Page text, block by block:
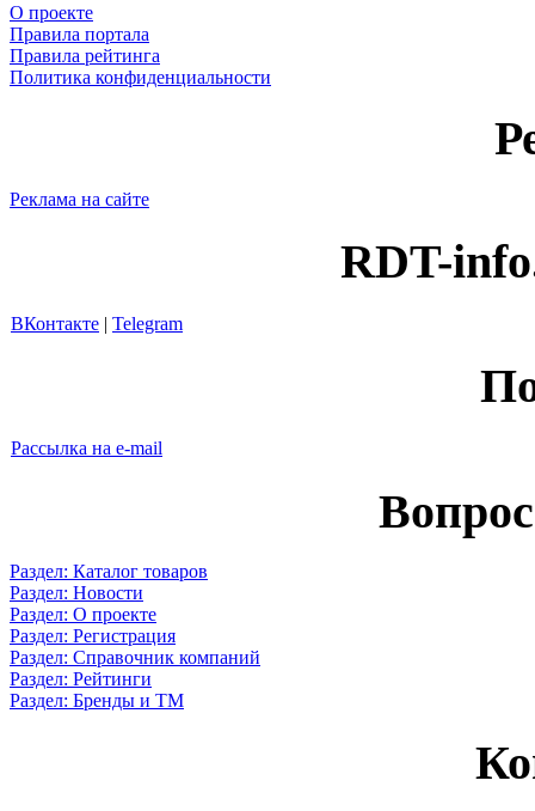
О проекте
Правила портала
Правила рейтинга
Политика конфиденциальности
Реклама на сайте
RDT-
ВКонтакте | Telegram
Рассылка на e-mail
Раздел: Каталог товаров
Раздел: Новости
Раздел: О проекте
Раздел: Регистрация
Раздел: Справочник компаний
Раздел: Рейтинги
Раздел: Бренды и ТМ